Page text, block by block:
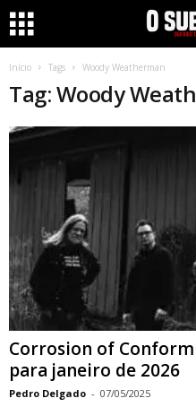
Início Tags Woody Weatherman
Tag: Woody
Corrosion of
para janeiro de 2026
Pedro Delgado - 07/05/2025